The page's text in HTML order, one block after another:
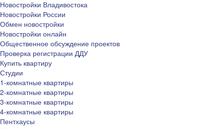
Новостройки Владивостока
Новостройки России
Обмен новостройки
Новостройки онлайн
Общественное обсуждение проектов
Проверка регистрации ДДУ
Купить квартиру
Студии
1-комнатные квартиры
2-комнатные квартиры
3-комнатные квартиры
4-комнатные квартиры
Пентхаусы